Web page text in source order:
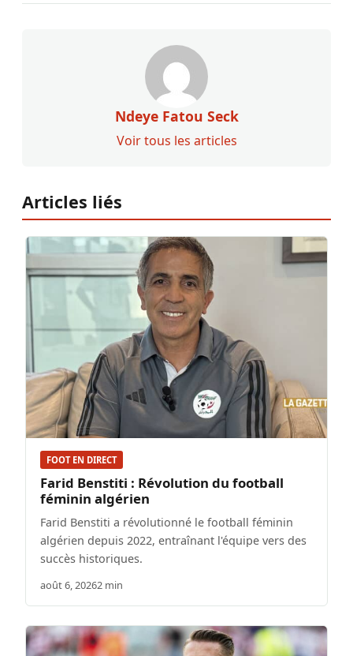
Ndeye Fatou Seck
Voir tous les articles
Articles liés
FOOT EN DIRECT
Farid Benstiti : Révolution du football
féminin algérien
Farid Benstiti a révolutionné le football féminin
algérien depuis 2022, entraînant l'équipe vers des
succès historiques.
août 6, 20262 min